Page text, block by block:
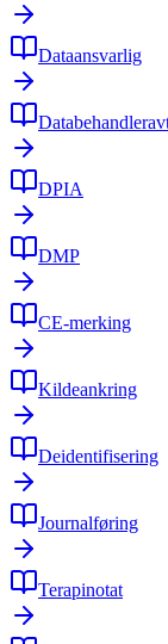
Dataansvarlig
DPIA
DMP
CE-merking
Kildeankring
Deidentifisering
Journalføring
Terapinotat